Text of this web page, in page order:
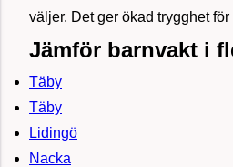
väljer. Det ger ökad trygghet
Jämför barnvakt i
Täby
Täby
Lidingö
Nacka